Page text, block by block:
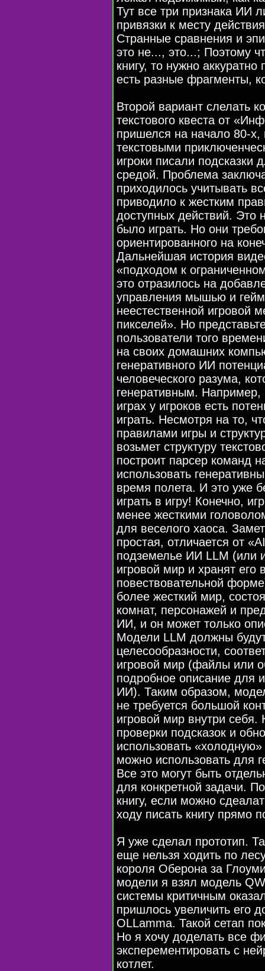
Тут все три признака ИИ
привязки к месту
Странные сравнения и
это не..., это...; Поэтому
книгу, то нужно
есть разные фрагменты,
Второй вариант слелать
текстового квеста от
пришелся на начало 80-х,
текстовыми
игроки писали
средой. Проблема
приходилось учитывать
приводило к жестким
доступных действий. Это
было играть. Но они
ориентированного на
Дальнейшая история
«подходом к
это отразилось на
управления мышью и
неестественной игровой
пикселей». Но
пользователи того
на своих домашних
генеративного ИИ
человеческого разума,
генеративным.
играх у игроков есть
играть. Несмотря на то,
правилами игры и
возьмет структуру
построит парсер команд
использовать
время полета. И это уже
играть в игру! Конечно,
менее жесткими
для веселого хаоса.
простая, отличается от
подземелье ИИ LLM (или
игровой мир и хранят его
повествовательной
более жесткий мир,
комнат, персонажей и
ИИ, и он может только
Модели LLM должны
целесообразности,
игровой мир (файлы или
подробное описание для
ИИ). Таким образом,
не требуется большой
игровой мир внутри себя.
проверки подсказок и
использовать
можно использовать для
Все это могут быть
для конкретной задачи.
книгу, если можно
ходу писать книгу прямо
Я уже сделал прототип.
еще нельзя ходить по
короля Оберона за
модели я взял модель
системы критичным
пришлось увеличить его
OLLamma. Такой сетап
Но я хочу доделать все
эксперементировать с
котлет.